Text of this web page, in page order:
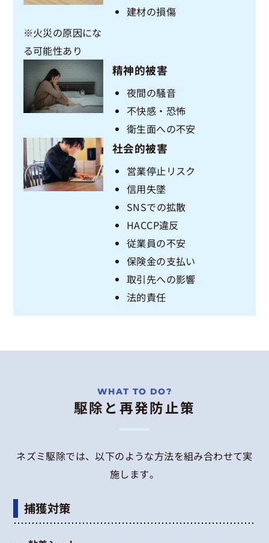
建材の損傷
※火災の原因にな
る可能性あり
精神的被害
夜間の騒音
不快感・恐怖
衛生面への不安
社会的被害
営業停止リスク
信用失墜
SNSでの拡散
HACCP違反
従業員の不安
保険金の支払い
取引先への影響
法的責任
駆除と再発防止策
ネズミ駆除では、以下のような方法を組み合わせて実
施します。
捕獲対策